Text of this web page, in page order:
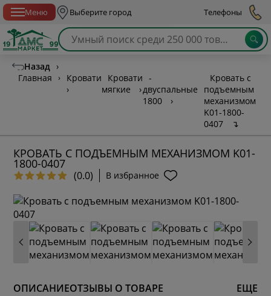
Меню Выберите город Телефоны
Назад ›
Главная
›
Кровати
›
Кровати
мягкие
›
-
двуспальные
1800
›
Кровать с
подъемным
механизмом
K01-1800-
0407
↴
КРОВАТЬ С ПОДЪЕМНЫМ МЕХАНИЗМОМ K01-
1800-0407
(0.0) В избранное
ОПИСАНИЕОТЗЫВЫ О ТОВАРЕ ЕЩЕ